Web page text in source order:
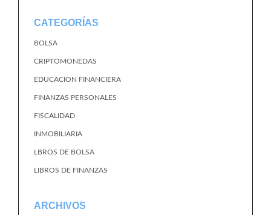
CATEGORÍAS
BOLSA
CRIPTOMONEDAS
EDUCACION FINANCIERA
FINANZAS PERSONALES
FISCALIDAD
INMOBILIARIA
LBROS DE BOLSA
LIBROS DE FINANZAS
ARCHIVOS